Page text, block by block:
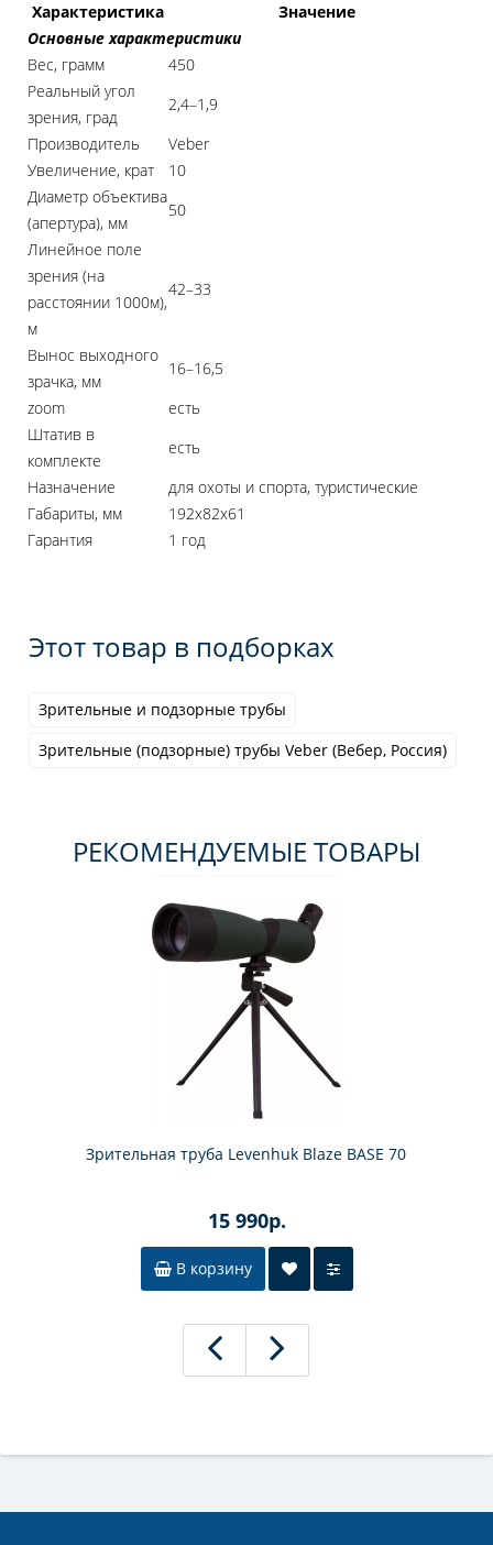
Характеристика
Значение
Основные характеристики
Вес, грамм
450
Реальный угол
зрения, град
2,4–1,9
Производитель
Veber
Увеличение, крат
10
Диаметр объектива
(апертура), мм
50
Линейное поле
зрения (на
расстоянии 1000м),
м
42–33
Вынос выходного
зрачка, мм
16–16,5
zoom
есть
Штатив в
комплекте
есть
Назначение
для охоты и спорта, туристические
Габариты, мм
192x82x61
Гарантия
1 год
Этот товар в подборках
Зрительные и подзорные трубы
Зрительные (подзорные) трубы Veber (Вебер, Россия)
РЕКОМЕНДУЕМЫЕ ТОВАРЫ
Зрительная труба Levenhuk Blaze BASE 70
15 990р.
В корзину